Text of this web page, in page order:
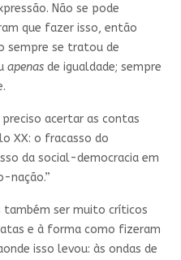
Não se pode
que fazer isso, então
sempre se tratou de
apenasde igualdade; sempre
preciso acertar as contas
XX: o fracasso do
da social-democracia em
nação.”
ser muito críticos
e à forma como fizeram
isso levou: às ondas de